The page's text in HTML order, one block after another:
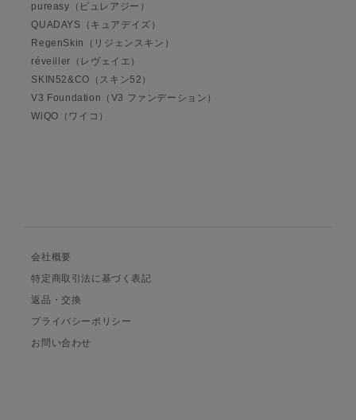
pureasy（ピュレアジー）
QUADAYS（キュアデイズ）
RegenSkin（リジェンスキン）
réveiller（レヴェイエ）
SKIN52&CO（スキン52）
V3 Foundation（V3 ファンデーション）
WiQO（ワイコ）
会社概要
特定商取引法に基づく表記
返品・交換
プライバシーポリシー
お問い合わせ